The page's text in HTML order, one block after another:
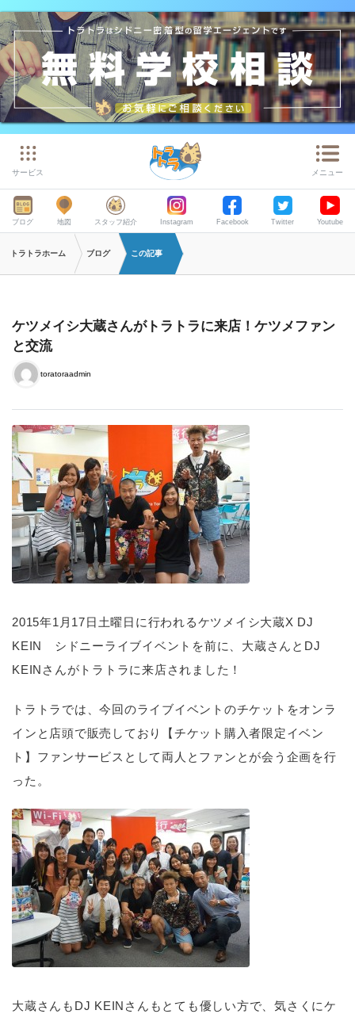
サービス メニュー
ブログ 地図 スタッフ紹介 Instagram Facebook Twitter Youtube
トラトラホーム ブログ この記事
ケツメイシ大蔵さんがトラトラに来店！ケツメファン
と交流
toratoraadmin
2015年1月17日土曜日に行われるケツメイシ大蔵X DJ
KEIN シドニーライブイベントを前に、大蔵さんとDJ
KEINさんがトラトラに来店されました！
トラトラでは、今回のライブイベントのチケットをオンラ
インと店頭で販売しており【チケット購入者限定イベン
ト】ファンサービスとして両人とファンとが会う企画を行
った。
大蔵さんもDJ KEINさんもとても優しい方で、気さくにケ